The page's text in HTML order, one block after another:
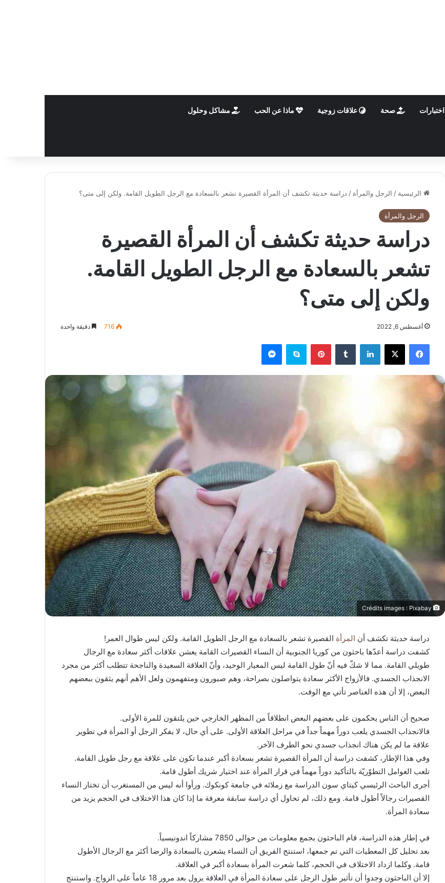
اختبارات صحة علاقات زوجية ماذا عن الحب مشاكل وحلول
الرئيسية / الرجل والمرأة / دراسة حديثة تكشف أن المرأة القصيرة تشعر بالسعادة مع الرجل الطويل القامة. ولكن إلى متى؟
الرجل والمرأة
دراسة حديثة تكشف أن المرأة القصيرة
تشعر بالسعادة مع الرجل الطويل القامة.
ولكن إلى متى؟
أغسطس 6, 2022 716 دقيقة واحدة
فيسبوك X لينكدإن بينتيريستسكايب ماسنجر
دراسة حديثة تكشف أن المرأة القصيرة تشعر بالسعادة مع الرجل الطويل القامة. ولكن ليس طوال العمر!
كشفت دراسة أعدّها باحثون من كوريا الجنوبية أن النساء القصيرات القامة يعشن علاقات أكثر سعادة مع الرجال
طويلي القامة. مما لا شكّ فيه أنّ طول القامة ليس المعيار الوحيد، وأنّ العلاقة السعيدة والناجحة تتطلب أكثر من مجرد
الانجذاب الجسدي. فالأزواج الأكثر سعادة يتواصلون بصراحة، وهم صبورون ومتفهمون ولعل الأهم أنهم يثقون ببعضهم
البعض، إلا أن هذه العناصر تأتي مع الوقت.
صحيح أن الناس يحكمون على بعضهم البعض انطلاقاً من المظهر الخارجي حين يلتقون للمرة الأولى.
فالانجذاب الجسدي يلعب دوراً مهماً جداً في مراحل العلاقة الأولى. على أي حال، لا يفكر الرجل أو المرأة في تطوير
علاقة ما لم يكن هناك انجذاب جسدي نحو الطرف الآخر.
وفي هذا الإطار، كشفت دراسة أن المرأة القصيرة تشعر بسعادة أكبر عندما تكون على علاقة مع رجل طويل القامة.
تلعب العوامل التطوّريّة بالتأكيد دوراً مهماً في قرار المرأة عند اختيار شريك أطول قامة.
أجرى الباحث الرئيسي كيتاي سون الدراسة مع زملائه في جامعة كونكوك. ورأوا أنه ليس من المستغرب أن تختار النساء
القصيرات رجالاً أطول قامة. ومع ذلك، لم تحاول أي دراسة سابقة معرفة ما إذا كان هذا الاختلاف في الحجم يزيد من
سعادة المرأة.
في إطار هذه الدراسة، قام الباحثون بجمع معلومات من حوالى 7850 مشاركاً اندونيسياً.
بعد تحليل كل المعطيات التي تم جمعها، استنتج الفريق أن النساء يشعرن بالسعادة والرضا أكثر مع الرجال الأطول
قامة. وكلما ازداد الاختلاف في الحجم، كلما شعرت المرأة بسعادة أكبر في العلاقة.
إلا أن الباحثون وجدوا أن تأثير طول الرجل على سعادة المرأة في العلاقة يزول بعد مرور 18 عاماً على الزواج. واستنتج